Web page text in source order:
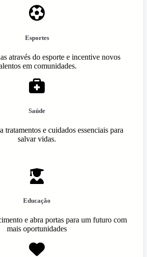
Esportes
através do esporte e incentive novos
em comunidades.
Saúde
tratamentos e cuidados essenciais para
salvar vidas.
Educação
e abra portas para um futuro com
mais oportunidades